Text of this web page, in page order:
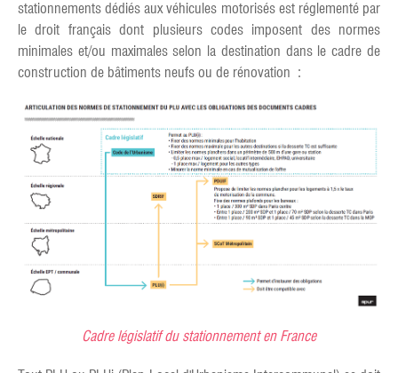
stationnements dédiés aux véhicules motorisés est réglementé par
le droit français dont plusieurs codes imposent des normes
minimales et/ou maximales selon la destination dans le cadre de
construction de bâtiments neufs ou de rénovation :
Cadre législatif du stationnement en France